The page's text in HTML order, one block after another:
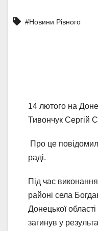
#Новини Рівного
14 лютого на
Тивончук Сергій
Про це
раді.
Під час
районі села
Донецької
загинув у